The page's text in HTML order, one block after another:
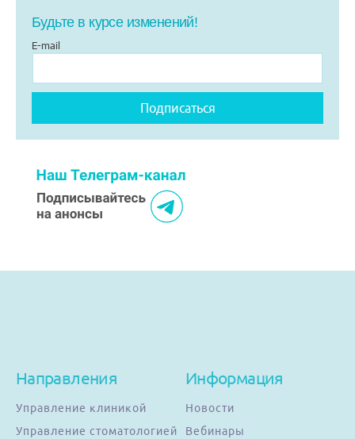
Будьте в курсе изменений!
E-mail
Направления
Управление клиникой
Управление стоматологией
Информация
Новости
Вебинары